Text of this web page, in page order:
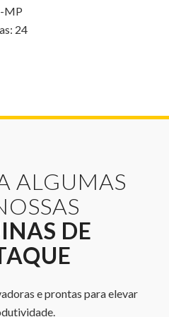
MP
24
ALGUMAS
DE
e prontas para elevar